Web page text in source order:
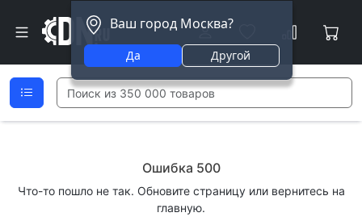
Ваш город Москва?
Да Другой
Ошибка 500
Что-то пошло не так. Обновите страницу или вернитесь на
главную.